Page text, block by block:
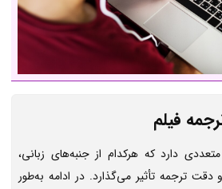
فیلم
دارد که هرکدام از جنبه‌های زبانی،
ترجمه تأثیر می‌گذارد. در ادامه به‌طور